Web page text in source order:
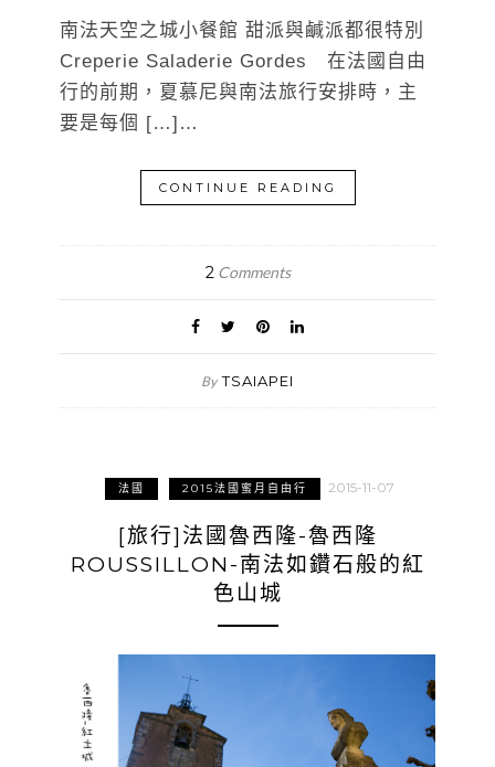
南法天空之城小餐館 甜派與鹹派都很特別
Creperie Saladerie Gordes 在法國自由
行的前期，夏慕尼與南法旅行安排時，主
要是每個 […]…
CONTINUE READING
2 Comments
By TSAIAPEI
法國 2015法國蜜月自由行 2015-11-07
[旅行]法國魯西隆-魯西隆
ROUSSILLON-南法如鑽石般的紅
色山城